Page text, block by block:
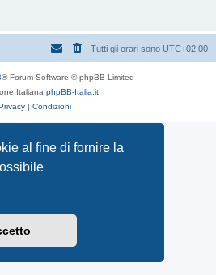
al fine di fornire la
Tutti gli orari sono UTC+02:00
® Forum Software © phpBB Limited
Italiana phpBB-Italia.it
| Condizioni